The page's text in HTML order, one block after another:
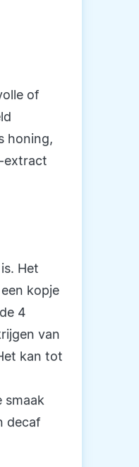
of
honing,
extract
Het
kopje
4
van
kan tot
smaak
decaf